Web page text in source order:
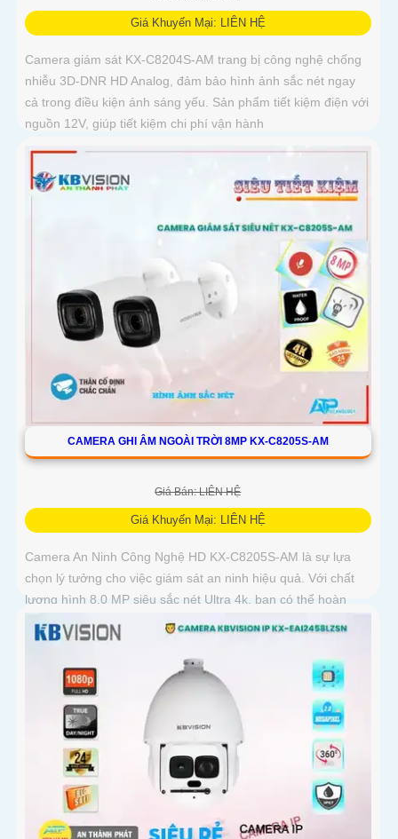
Giá Khuyến Mại: LIÊN HỆ
Camera giám sát KX-C8204S-AM trang bị công nghệ chống
nhiễu 3D-DNR HD Analog, đảm bảo hình ảnh sắc nét ngay
cả trong điều kiện ánh sáng yếu. Sản phẩm tiết kiệm điện với
nguồn 12V, giúp tiết kiệm chi phí vận hành
CAMERA GHI ÂM NGOÀI TRỜI 8MP KX-C8205S-AM
Giá Bán: LIÊN HỆ
Giá Khuyến Mại: LIÊN HỆ
Camera An Ninh Công Nghệ HD KX-C8205S-AM là sự lựa
chọn lý tưởng cho việc giám sát an ninh hiệu quả. Với chất
lượng hình 8.0 MP siêu sắc nét Ultra 4k, bạn có thể hoàn
toàn tin...